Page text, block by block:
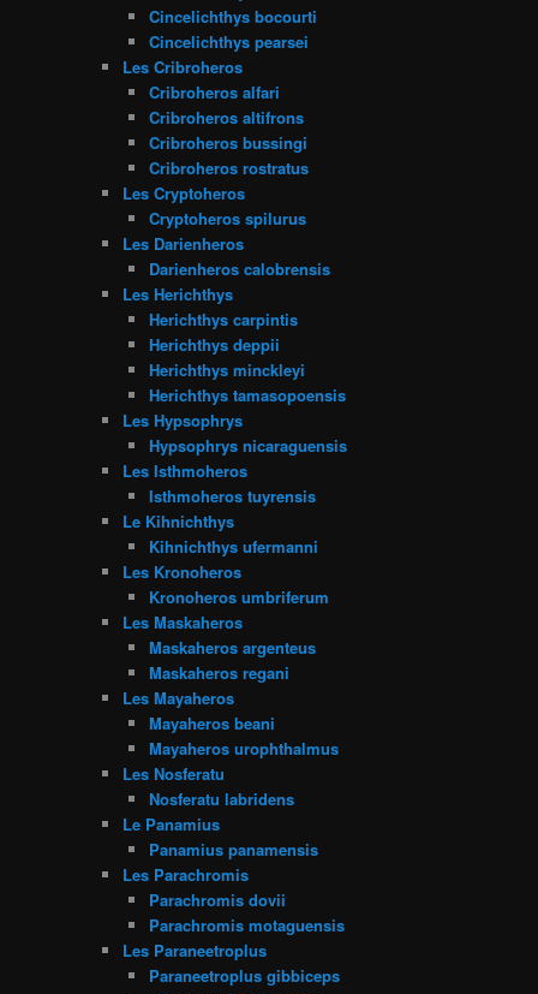
Cincelichthys bocourti
Cincelichthys pearsei
Les Cribroheros
Cribroheros alfari
Cribroheros altifrons
Cribroheros bussingi
Cribroheros rostratus
Les Cryptoheros
Cryptoheros spilurus
Les Darienheros
Darienheros calobrensis
Les Herichthys
Herichthys carpintis
Herichthys deppii
Herichthys minckleyi
Herichthys tamasopoensis
Les Hypsophrys
Hypsophrys nicaraguensis
Les Isthmoheros
Isthmoheros tuyrensis
Le Kihnichthys
Kihnichthys ufermanni
Les Kronoheros
Kronoheros umbriferum
Les Maskaheros
Maskaheros argenteus
Maskaheros regani
Les Mayaheros
Mayaheros beani
Mayaheros urophthalmus
Les Nosferatu
Nosferatu labridens
Le Panamius
Panamius panamensis
Les Parachromis
Parachromis dovii
Parachromis motaguensis
Les Paraneetroplus
Paraneetroplus gibbiceps